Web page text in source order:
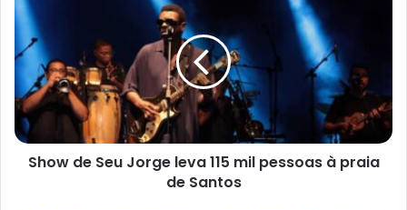
de
Seu
Jorge
leva
115
mil
pessoas
à
praia
Show de Seu Jorge leva 115 mil pessoas à praia
de Santos